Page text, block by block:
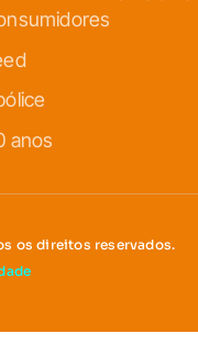
anos
os direitos reservados.